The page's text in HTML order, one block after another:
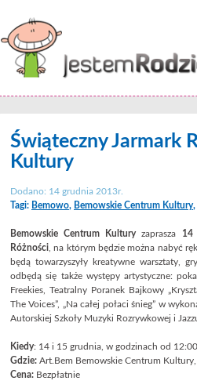
Świąteczny Jarmark
Kultury
Dodano: 14 grudnia 2013r.
Tagi: Bemowo, Bemowskie Centrum Kultury,
Bemowskie Centrum Kulturyzaprasza 14
Różności , na którym będzie można nabyć
będą towarzyszyły kreatywne warsztaty,
odbędą się także występy artystyczne:
Freekies, Teatralny Poranek Bajkowy
The Voices”, „Na całej połaci śnieg” w
Autorskiej Szkoły Muzyki Rozrywkowej i
Kiedy: 14 i 15 grudnia, w godzinach od
Gdzie: Art.Bem Bemowskie Centrum
Cena: Bezpłatnie